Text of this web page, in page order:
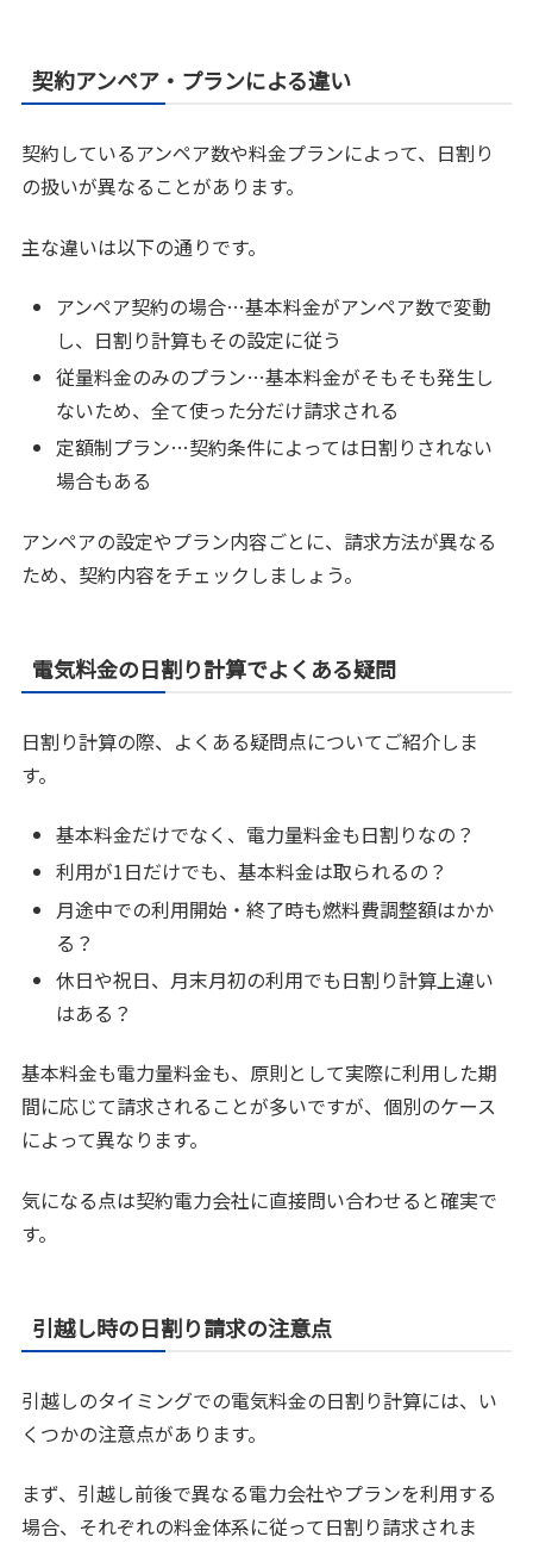
契約アンペア・プランによる違い
契約しているアンペア数や料金プランによって、日割り
の扱いが異なることがあります。
主な違いは以下の通りです。
アンペア契約の場合…基本料金がアンペア数で変動
し、日割り計算もその設定に従う
従量料金のみのプラン…基本料金がそもそも発生し
ないため、全て使った分だけ請求される
定額制プラン…契約条件によっては日割りされない
場合もある
アンペアの設定やプラン内容ごとに、請求方法が異なる
ため、契約内容をチェックしましょう。
電気料金の日割り計算でよくある疑問
日割り計算の際、よくある疑問点についてご紹介しま
す。
基本料金だけでなく、電力量料金も日割りなの？
利用が1日だけでも、基本料金は取られるの？
月途中での利用開始・終了時も燃料費調整額はかか
る？
休日や祝日、月末月初の利用でも日割り計算上違い
はある？
基本料金も電力量料金も、原則として実際に利用した期
間に応じて請求されることが多いですが、個別のケース
によって異なります。
気になる点は契約電力会社に直接問い合わせると確実で
す。
引越し時の日割り請求の注意点
引越しのタイミングでの電気料金の日割り計算には、い
くつかの注意点があります。
まず、引越し前後で異なる電力会社やプランを利用する
場合、それぞれの料金体系に従って日割り請求されま